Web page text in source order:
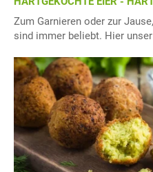
Zum Garnieren oder zur
sind immer beliebt. Hier